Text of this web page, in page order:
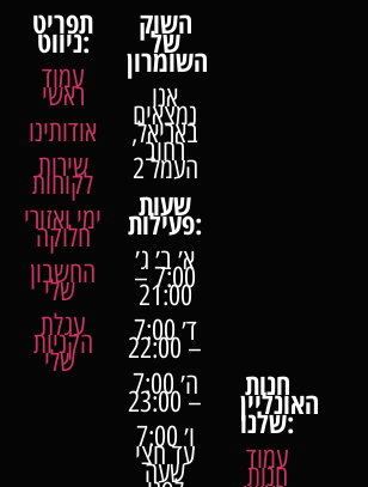
תפריט
ניווט:
עמוד
ראשי
אודותינו
שירות
לקוחות
ימי ואזורי
חלוקה
החשבון
שלי
עגלת
הקניות
שלי
השוק
של
אנו
נמצאים
באריאל,
רחוב
העמל 2
שעותפעילות:
א׳ ב׳ ג׳
7:00 –
21:00
ד׳ 7:00
– 22:00
ה׳ 7:00
– 23:00
ו׳ 7:00
עד חצי
שעה
חנות
האונליין
שלנו:
עמוד
חנות